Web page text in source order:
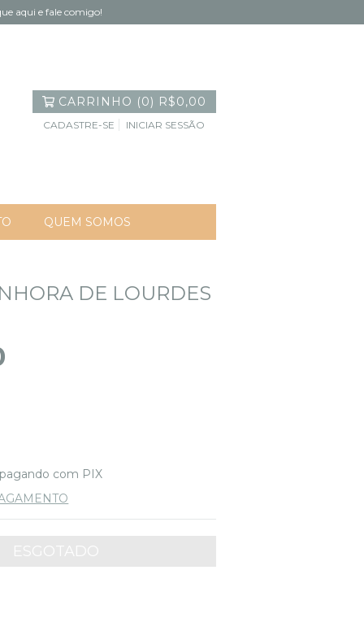
aqui e fale comigo!
CARRINHO (0) R$0,00
CADASTRE-SE INICIAR SESSÃO
QUEM SOMOS
DE LOURDES
pagando com PIX